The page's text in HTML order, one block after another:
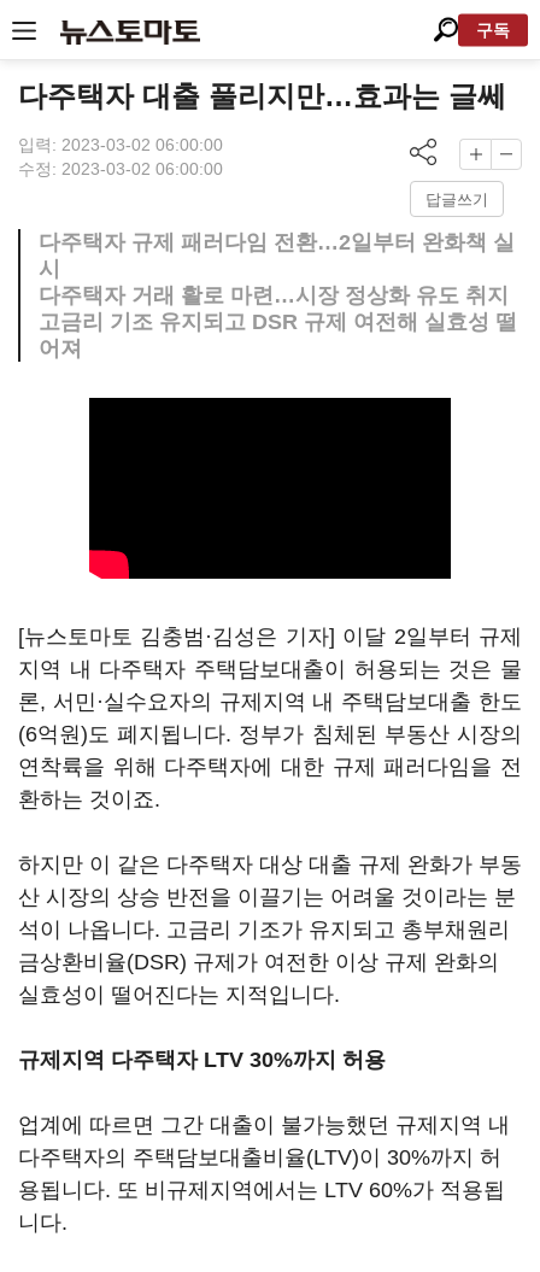
구독
다주택자 대출 풀리지만…효과는 글쎄
입력: 2023-03-02 06:00:00
수정: 2023-03-02 06:00:00
답글쓰기
다주택자 규제 패러다임 전환…2일부터 완화책 실
시
다주택자 거래 활로 마련…시장 정상화 유도 취지
고금리 기조 유지되고 DSR 규제 여전해 실효성 떨
어져
[뉴스토마토 김충범·김성은 기자] 이달 2일부터 규제
지역 내 다주택자 주택담보대출이 허용되는 것은 물
론, 서민·실수요자의 규제지역 내 주택담보대출 한도
(6억원)도 폐지됩니다. 정부가 침체된 부동산 시장의
연착륙을 위해 다주택자에 대한 규제 패러다임을 전
환하는 것이죠.
하지만 이 같은 다주택자 대상 대출 규제 완화가 부동
산 시장의 상승 반전을 이끌기는 어려울 것이라는 분
석이 나옵니다. 고금리 기조가 유지되고 총부채원리
금상환비율(DSR) 규제가 여전한 이상 규제 완화의
실효성이 떨어진다는 지적입니다.
규제지역 다주택자 LTV 30%까지 허용
업계에 따르면 그간 대출이 불가능했던 규제지역 내
다주택자의 주택담보대출비율(LTV)이 30%까지 허
용됩니다. 또 비규제지역에서는 LTV 60%가 적용됩
니다.